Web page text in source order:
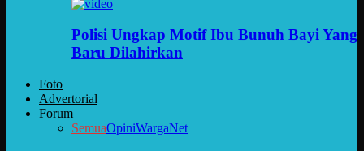
Polisi Ungkap Motif Ibu Bunuh Bayi Yang
Baru Dilahirkan
Foto
Advertorial
Forum
SemuaOpiniWargaNet